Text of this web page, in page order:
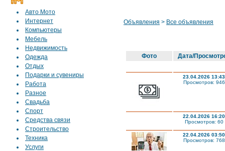
Авто Мото
Интернет
Компьютеры
Мебель
Недвижимость
Одежда
Отдых
Подарки и сувениры
Работа
Разное
Свадьба
Спорт
Средства связи
Строительство
Техника
Услуги
Объявления > Все объявления
Фото Дата/
23.04.2026 13:43
Просмотров: 946
22.04.2026 16:20
Просмотров: 60
22.04.2026 03:50
Просмотров: 768